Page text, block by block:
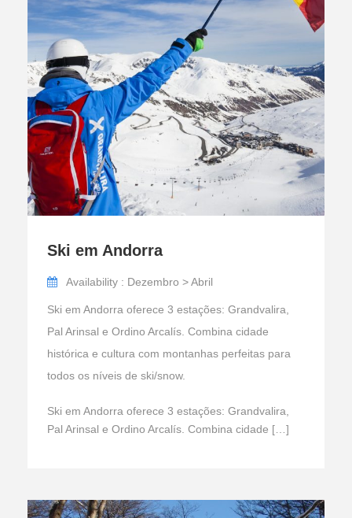
Ski em Andorra
Availability : Dezembro > Abril
Ski em Andorra oferece 3 estações: Grandvalira,
Pal Arinsal e Ordino Arcalís. Combina cidade
histórica e cultura com montanhas perfeitas para
todos os níveis de ski/snow.
Ski em Andorra oferece 3 estações: Grandvalira,
Pal Arinsal e Ordino Arcalís. Combina cidade […]